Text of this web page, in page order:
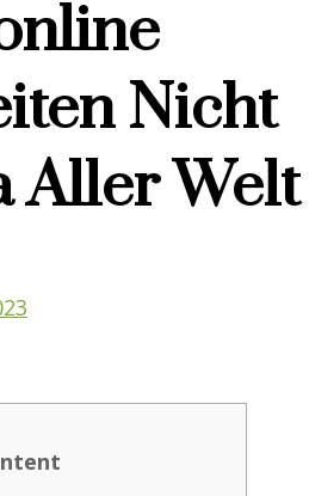
Nicht
Aller Welt